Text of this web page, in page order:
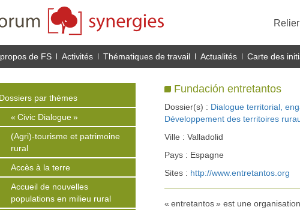
de FS Activités Thématiques de travail Actualités Carte des
Dossiers par thèmes
« Civic Dialogue »
(Agri)-tourisme et patrimoine
rural
Accès à la terre
Accueil de nouvelles
populations en milieu rural
Fundación entretantos
Dossier(s) : Dialogue territorial,
Développement des territoires
Ville : Valladolid
Pays : Espagne
Sites : http://www.entretantos.org
« entretantos » est une